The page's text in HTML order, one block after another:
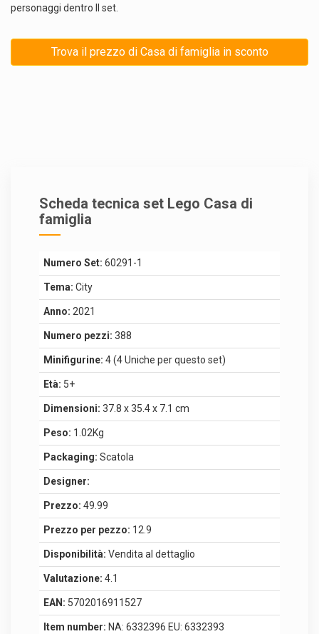
personaggi dentro Il set.
Trova il prezzo di Casa di famiglia in sconto
Scheda tecnica set Lego Casa di
famiglia
Numero Set: 60291-1
Tema: City
Anno: 2021
Numero pezzi: 388
Minifigurine: 4 (4 Uniche per questo set)
Età: 5+
Dimensioni: 37.8 x 35.4 x 7.1 cm
Peso: 1.02Kg
Packaging: Scatola
Designer:
Prezzo: 49.99
Prezzo per pezzo: 12.9
Disponibilità: Vendita al dettaglio
Valutazione: 4.1
EAN: 5702016911527
Item number: NA: 6332396 EU: 6332393